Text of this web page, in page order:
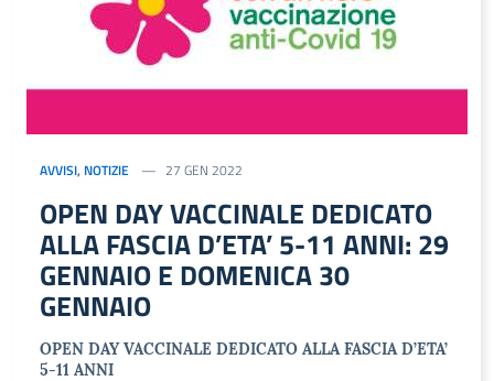
AVVISI, NOTIZIE 27 GEN 2022
OPEN DAY VACCINALE DEDICATO
ALLA FASCIA D’ETA’ 5-11 ANNI: 29
GENNAIO E DOMENICA 30
GENNAIO
OPEN DAY VACCINALE DEDICATO ALLA FASCIA D’ETA’
5-11 ANNI